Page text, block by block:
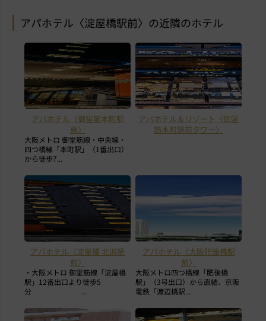
アパホテル〈淀屋橋駅前〉の近隣のホテル
アパホテル〈御堂筋本町駅
東〉
大阪メトロ 御堂筋線・中央線・
四つ橋線「本町駅」（1番出口）
から徒歩7...
アパホテル＆リゾート〈御堂
筋本町駅前タワー〉
アパホテル〈淀屋橋 北浜駅
前〉
・大阪メトロ 御堂筋線「淀屋橋
駅」12番出口より徒歩5
分 ...
アパホテル〈大阪肥後橋駅
前〉
大阪メトロ四つ橋線「肥後橋
駅」（3号出口）から直結、京阪
電鉄「渡辺橋駅...